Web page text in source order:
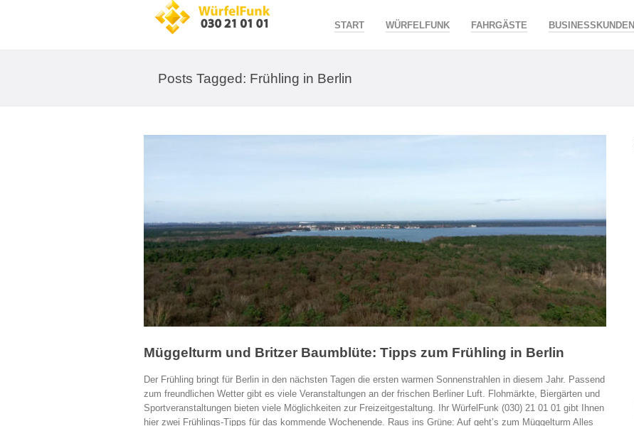
START WÜRFELFUNK FAHRGÄSTE BUSINESSKUNDEN
Posts Tagged: Frühling in Berlin
Müggelturm und Britzer Baumblüte: Tipps zum Frühling in Berlin
Der Frühling bringt für Berlin in den nächsten Tagen die ersten warmen Sonnenstrahlen in diesem Jahr. Passend
zum freundlichen Wetter gibt es viele Veranstaltungen an der frischen Berliner Luft. Flohmärkte, Biergärten und
Sportveranstaltungen bieten viele Möglichkeiten zur Freizeitgestaltung. Ihr WürfelFunk (030) 21 01 01 gibt Ihnen
hier zwei Frühlings-Tipps für das kommende Wochenende. Raus ins Grüne: Auf geht’s zum Müggelturm Alles